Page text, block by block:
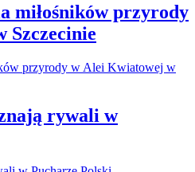
miłośników przyrody
Szczecinie
rywali w